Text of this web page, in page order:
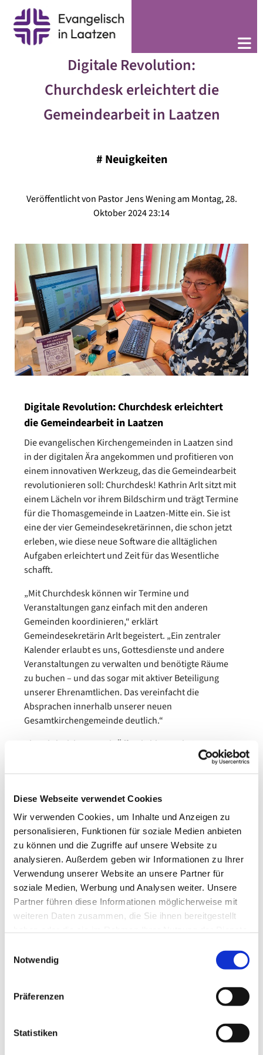
Diese Webseite verwendet Cookies
Wir verwenden Cookies, um Inhalte und Anzeigen zu
personalisieren, Funktionen für soziale Medien anbieten
zu können und die Zugriffe auf unsere Website zu
analysieren. Außerdem geben wir Informationen zu Ihrer
Verwendung unserer Website an unsere Partner für
soziale Medien, Werbung und Analysen weiter. Unsere
Partner führen diese Informationen möglicherweise mit
weiteren Daten zusammen, die Sie ihnen bereitgestellt
Notwendig
Präferenzen
Statistiken
Digitale Revolution:
Churchdesk erleichtert die
Gemeindearbeit in Laatzen
# Neuigkeiten
Veröffentlicht von Pastor Jens Wening am Montag, 28.
Oktober 2024 23:14
Digitale Revolution: Churchdesk erleichtert
die Gemeindearbeit in Laatzen
Die evangelischen Kirchengemeinden in Laatzen sind
in der digitalen Ära angekommen und profitieren von
einem innovativen Werkzeug, das die Gemeindearbeit
revolutionieren soll: Churchdesk! Kathrin Arlt sitzt mit
einem Lächeln vor ihrem Bildschirm und trägt Termine
für die Thomasgemeinde in Laatzen-Mitte ein. Sie ist
eine der vier Gemeindesekretärinnen, die schon jetzt
erleben, wie diese neue Software die alltäglichen
Aufgaben erleichtert und Zeit für das Wesentliche
schafft.
„Mit Churchdesk können wir Termine und
Veranstaltungen ganz einfach mit den anderen
Gemeinden koordinieren,“ erklärt
Gemeindesekretärin Arlt begeistert. „Ein zentraler
Kalender erlaubt es uns, Gottesdienste und andere
Veranstaltungen zu verwalten und benötigte Räume
zu buchen – und das sogar mit aktiver Beteiligung
unserer Ehrenamtlichen. Das vereinfacht die
Absprachen innerhalb unserer neuen
Gesamtkirchengemeinde deutlich.“
Churchdesk kann auch Öffentlichkeitsarbeit:
Schaukästen vor den Gemeindehäusern, sondern
dem Facebook-Account beworben werden. Das
erleichtert die Kommunikation mit den
Gemeindemitgliedern und kommt Menschen
entgegen, die online nach Informationen suchen, zum
Beispiel nach einem Patenschein, Angeboten für
bestimmte Altersgruppen oder möglichen Terminen
für eine Taufe. Über einen QR-Code, wie auf dem
Schreibtisch von Frau Arlt zu sehen, kann man sich
schnell zu dem neuen Newsletter anmelden, der
(Hier anmelden
internen Kommunikation: Ehrenamtliche können
austauschen und sind immer auf dem aktuellen Stand
– ganz gleich, ob über das Churchdesk-Webportal